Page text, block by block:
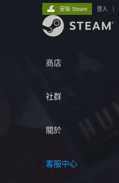
商店
社群
關於
客服中心
安裝 Steam 登入